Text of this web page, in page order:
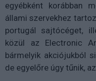
egyébként korábban
állami szervekhez
portugál sajtócéget,
közül az Electronic
bármelyik akciójukból
de egyelőre úgy tűnik,